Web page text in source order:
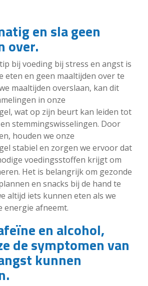
en sla geen
over.
bij voeding bij stress en angst is
eten en geen maaltijden over te
maaltijden overslaan, kan dit
in onze
wat op zijn beurt kan leiden tot
stemmingswisselingen. Door
houden we onze
stabiel en zorgen we ervoor dat
voedingsstoffen krijgt om
Het is belangrijk om gezonde
en snacks bij de hand te
altijd iets kunnen eten als we
energie afneemt.
en alcohol,
de symptomen van
kunnen